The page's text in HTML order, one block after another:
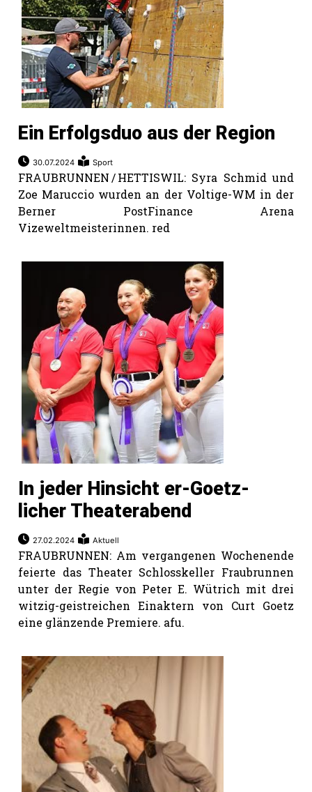
Ein Erfolgsduo aus der Region
30.07.2024 Sport
FRAUBRUNNEN / HETTISWIL: Syra Schmid und
Zoe Maruccio wurden an der Voltige-WM in der
Berner PostFinance Arena
Vizeweltmeisterinnen. red
In jeder Hinsicht er-Goetz-
licher Theaterabend
27.02.2024 Aktuell
FRAUBRUNNEN: Am vergangenen Wochenende
feierte das Theater Schlosskeller Fraubrunnen
unter der Regie von Peter E. Wütrich mit drei
witzig-geistreichen Einaktern von Curt Goetz
eine glänzende Premiere. afu.